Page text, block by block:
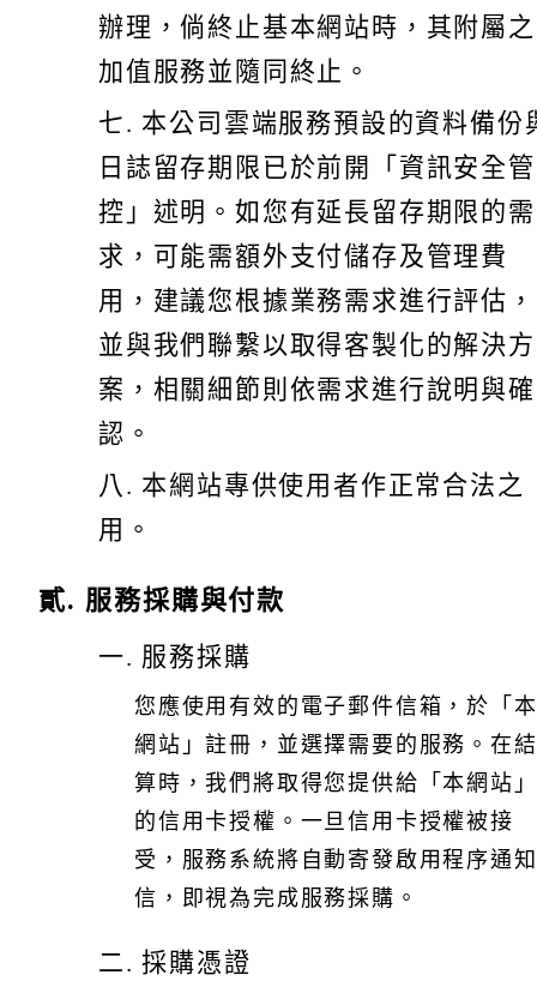
辦理，倘終止基本網站時，其附屬之
加值服務並隨同終止。
七. 本公司雲端服務預設的資料備份
日誌留存期限已於前開「資訊安全管
控」述明。如您有延長留存期限的需
求，可能需額外支付儲存及管理費
用，建議您根據業務需求進行評估，
並與我們聯繫以取得客製化的解決方
案，相關細節則依需求進行說明與確
認。
八. 本網站專供使用者作正常合法之
用。
貳. 服務採購與付款
一. 服務採購
您應使用有效的電子郵件信箱，於「本
網站」註冊，並選擇需要的服務。在結
算時，我們將取得您提供給「本網站」
的信用卡授權。一旦信用卡授權被接
受，服務系統將自動寄發啟用程序通知
信，即視為完成服務採購。
二. 採購憑證